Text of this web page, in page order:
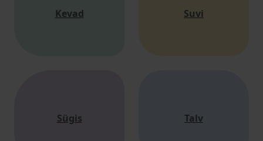
Kevad Suvi
Sügis Talv